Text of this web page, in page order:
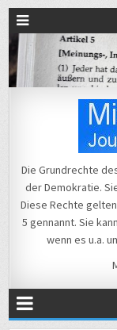
Michael
Die Grundrechte
der Demokratie.
Diese Rechte
5 gennannt. Sie
wenn es u.a.